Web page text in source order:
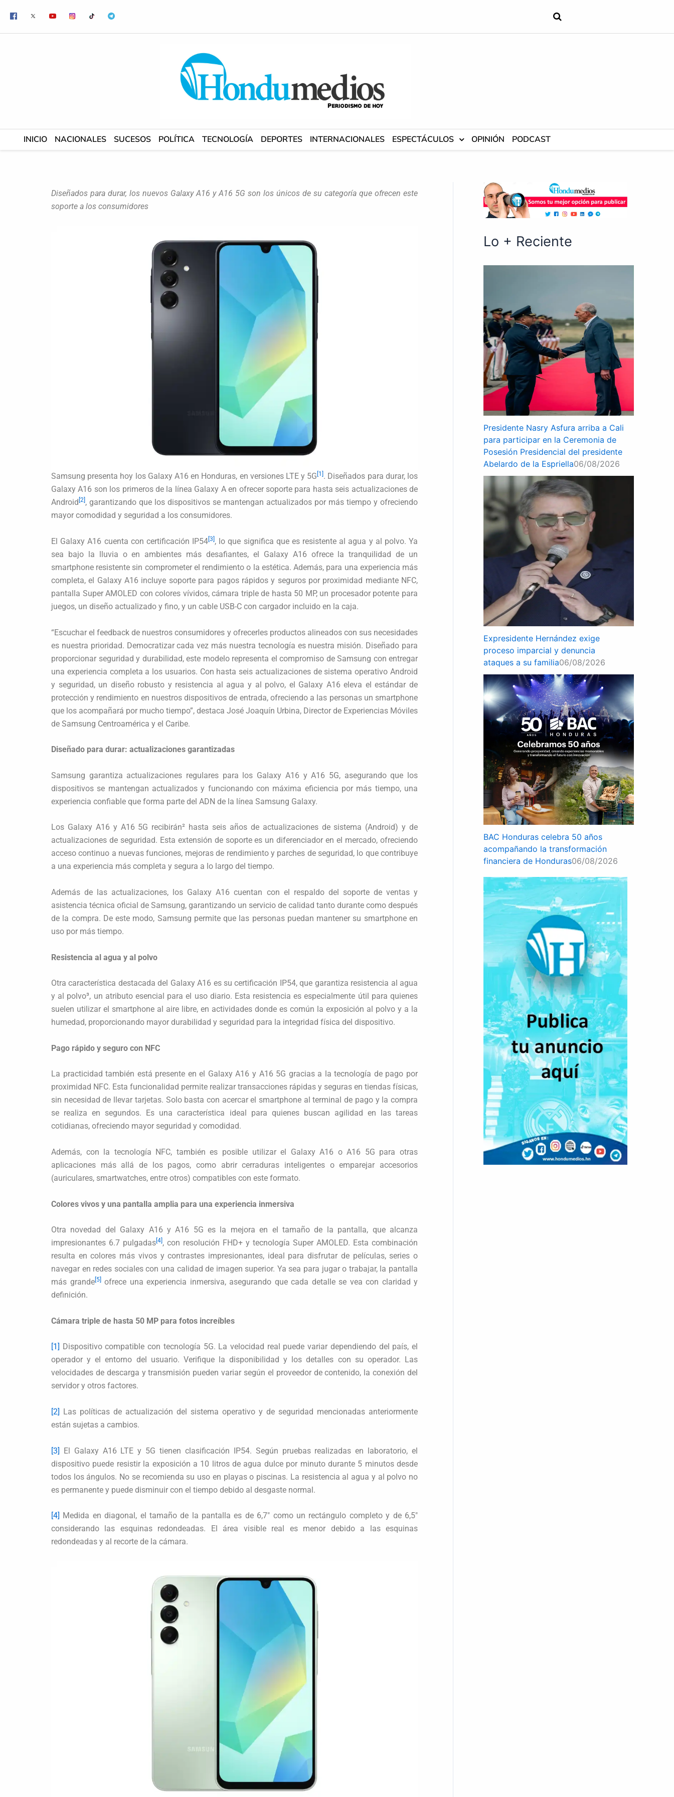
contenido
INICIO NACIONALES SUCESOS POLÍTICA TECNOLOGÍA DEPORTES INTERNACIONALES ESPECTÁCULOS OPINIÓN PODCAST
Diseñados para durar, los nuevos Galaxy A16 y A16 5G son los únicos de su categoría que ofrecen este
soporte a los consumidores
Samsung presenta hoy los Galaxy A16 en Honduras, en versiones LTE y 5G [1] . Diseñados para durar, los
Galaxy A16 son los primeros de la línea Galaxy A en ofrecer soporte para hasta seis actualizaciones de
Android [2] , garantizando que los dispositivos se mantengan actualizados por más tiempo y ofreciendo
mayor comodidad y seguridad a los consumidores.
El Galaxy A16 cuenta con certificación IP54 [3] , lo que significa que es resistente al agua y al polvo. Ya
sea bajo la lluvia o en ambientes más desafiantes, el Galaxy A16 ofrece la tranquilidad de un
smartphone resistente sin comprometer el rendimiento o la estética. Además, para una experiencia más
completa, el Galaxy A16 incluye soporte para pagos rápidos y seguros por proximidad mediante NFC,
pantalla Super AMOLED con colores vívidos, cámara triple de hasta 50 MP, un procesador potente para
juegos, un diseño actualizado y fino, y un cable USB-C con cargador incluido en la caja.
“Escuchar el feedback de nuestros consumidores y ofrecerles productos alineados con sus necesidades
es nuestra prioridad. Democratizar cada vez más nuestra tecnología es nuestra misión. Diseñado para
proporcionar seguridad y durabilidad, este modelo representa el compromiso de Samsung con entregar
una experiencia completa a los usuarios. Con hasta seis actualizaciones de sistema operativo Android
y seguridad, un diseño robusto y resistencia al agua y al polvo, el Galaxy A16 eleva el estándar de
protección y rendimiento en nuestros dispositivos de entrada, ofreciendo a las personas un smartphone
que los acompañará por mucho tiempo”, destaca José Joaquín Urbina, Director de Experiencias Móviles
de Samsung Centroamérica y el Caribe.
Diseñado para durar: actualizaciones garantizadas
Samsung garantiza actualizaciones regulares para los Galaxy A16 y A16 5G, asegurando que los
dispositivos se mantengan actualizados y funcionando con máxima eficiencia por más tiempo, una
experiencia confiable que forma parte del ADN de la línea Samsung Galaxy.
Los Galaxy A16 y A16 5G recibirán² hasta seis años de actualizaciones de sistema (Android) y de
actualizaciones de seguridad. Esta extensión de soporte es un diferenciador en el mercado, ofreciendo
acceso continuo a nuevas funciones, mejoras de rendimiento y parches de seguridad, lo que contribuye
a una experiencia más completa y segura a lo largo del tiempo.
Además de las actualizaciones, los Galaxy A16 cuentan con el respaldo del soporte de ventas y
asistencia técnica oficial de Samsung, garantizando un servicio de calidad tanto durante como después
de la compra. De este modo, Samsung permite que las personas puedan mantener su smartphone en
uso por más tiempo.
Resistencia al agua y al polvo
Otra característica destacada del Galaxy A16 es su certificación IP54, que garantiza resistencia al agua
y al polvo³, un atributo esencial para el uso diario. Esta resistencia es especialmente útil para quienes
suelen utilizar el smartphone al aire libre, en actividades donde es común la exposición al polvo y a la
humedad, proporcionando mayor durabilidad y seguridad para la integridad física del dispositivo.
Pago rápido y seguro con NFC
La practicidad también está presente en el Galaxy A16 y A16 5G gracias a la tecnología de pago por
proximidad NFC. Esta funcionalidad permite realizar transacciones rápidas y seguras en tiendas físicas,
sin necesidad de llevar tarjetas. Solo basta con acercar el smartphone al terminal de pago y la compra
se realiza en segundos. Es una característica ideal para quienes buscan agilidad en las tareas
cotidianas, ofreciendo mayor seguridad y comodidad.
Además, con la tecnología NFC, también es posible utilizar el Galaxy A16 o A16 5G para otras
aplicaciones más allá de los pagos, como abrir cerraduras inteligentes o emparejar accesorios
(auriculares, smartwatches, entre otros) compatibles con este formato.
Colores vivos y una pantalla amplia para una experiencia inmersiva
Otra novedad del Galaxy A16 y A16 5G es la mejora en el tamaño de la pantalla, que alcanza
impresionantes 6.7 pulgadas [4] , con resolución FHD+ y tecnología Super AMOLED. Esta combinación
resulta en colores más vivos y contrastes impresionantes, ideal para disfrutar de películas, series o
navegar en redes sociales con una calidad de imagen superior. Ya sea para jugar o trabajar, la pantalla
más grande[5]ofrece una experiencia inmersiva, asegurando que cada detalle se vea con claridad y
definición.
Cámara triple de hasta 50 MP para fotos increíbles
[1] Dispositivo compatible con tecnología 5G. La velocidad real puede variar dependiendo del país, el
operador y el entorno del usuario. Verifique la disponibilidad y los detalles con su operador. Las
velocidades de descarga y transmisión pueden variar según el proveedor de contenido, la conexión del
servidor y otros factores.
[2] Las políticas de actualización del sistema operativo y de seguridad mencionadas anteriormente
están sujetas a cambios.
[3] El Galaxy A16 LTE y 5G tienen clasificación IP54. Según pruebas realizadas en laboratorio, el
dispositivo puede resistir la exposición a 10 litros de agua dulce por minuto durante 5 minutos desde
todos los ángulos. No se recomienda su uso en playas o piscinas. La resistencia al agua y al polvo no
es permanente y puede disminuir con el tiempo debido al desgaste normal.
[4] Medida en diagonal, el tamaño de la pantalla es de 6,7″ como un rectángulo completo y de 6,5″
considerando las esquinas redondeadas. El área visible real es menor debido a las esquinas
redondeadas y al recorte de la cámara.
Lo + Reciente
Presidente Nasry Asfura arriba a Cali
para participar en la Ceremonia de
Posesión Presidencial del presidente
Abelardo de la Espriella06/08/2026
Expresidente Hernández exige
proceso imparcial y denuncia
ataques a su familia06/08/2026
BAC Honduras celebra 50 años
acompañando la transformación
financiera de Honduras06/08/2026